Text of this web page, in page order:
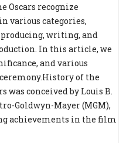
Oscars recognize
various categories,
writing, and
In this article, we
and various
of the
was conceived by Louis B.
Goldwyn-Mayer (MGM),
achievements in the film